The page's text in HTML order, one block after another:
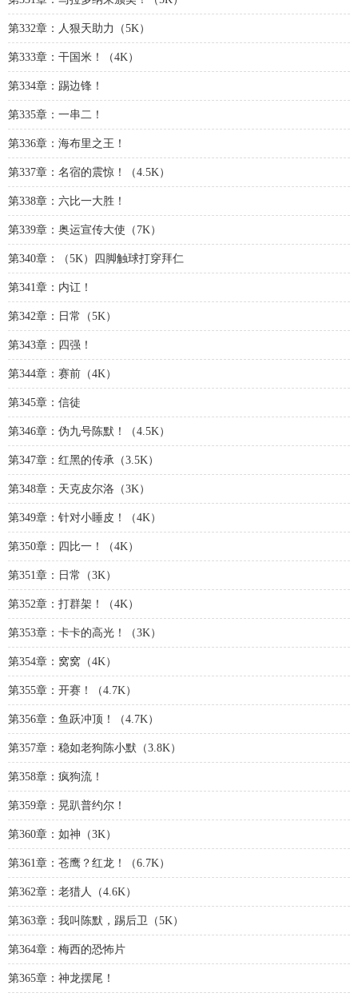
第332章：人狠天助力（5K）
第333章：干国米！（4K）
第334章：踢边锋！
第335章：一串二！
第336章：海布里之王！
第337章：名宿的震惊！（4.5K）
第338章：六比一大胜！
第339章：奥运宣传大使（7K）
第340章：（5K）四脚触球打穿拜仁
第341章：内讧！
第342章：日常（5K）
第343章：四强！
第344章：赛前（4K）
第345章：信徒
第346章：伪九号陈默！（4.5K）
第347章：红黑的传承（3.5K）
第348章：天克皮尔洛（3K）
第349章：针对小睡皮！（4K）
第350章：四比一！（4K）
第351章：日常（3K）
第352章：打群架！（4K）
第353章：卡卡的高光！（3K）
第354章：窝窝（4K）
第355章：开赛！（4.7K）
第356章：鱼跃冲顶！（4.7K）
第357章：稳如老狗陈小默（3.8K）
第358章：疯狗流！
第359章：晃趴普约尔！
第360章：如神（3K）
第361章：苍鹰？红龙！（6.7K）
第362章：老猎人（4.6K）
第363章：我叫陈默，踢后卫（5K）
第364章：梅西的恐怖片
第365章：神龙摆尾！